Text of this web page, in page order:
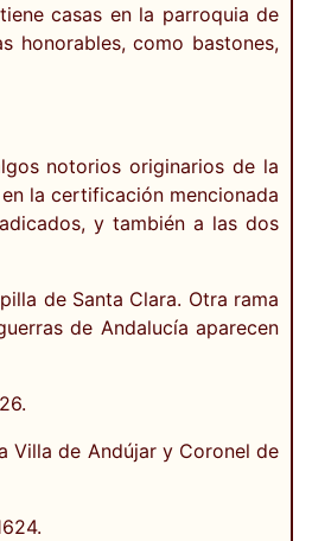
casas en la parroquia de
honorables, como bastones,
notorios originarios de la
la certificación mencionada
y también a las dos
de Santa Clara. Otra rama
de Andalucía aparecen
Villa de Andújar y Coronel de